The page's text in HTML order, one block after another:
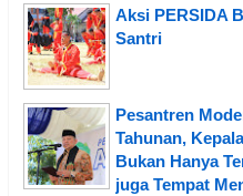
Aksi PERSIDA
Santri
Pesantren
Tahunan,
Bukan Hanya
juga Tempat